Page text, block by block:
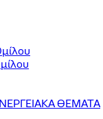
ΘΕΜΑΤΑ